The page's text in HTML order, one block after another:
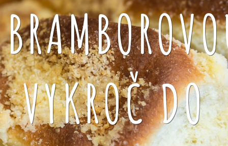
VYKROČ DO